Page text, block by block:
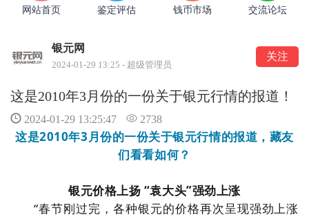
网站首页 鉴定评估 钱币市场 交流论坛
银元网
2024-01-29 13:25 - 超级管理员
关注
这是2010年3月份的一份关于银元行情的报道！
2024-01-29 13:25:47 2738
这是2010年3月份的一份关于银元行情的报道，藏友
们看看如何？
银元价格上扬 “袁大头”强劲上涨
“春节刚过完，各种银元的价格再次呈现强劲上涨